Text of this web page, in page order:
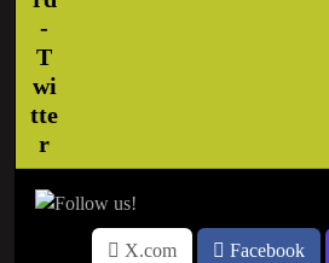
X.com Facebook